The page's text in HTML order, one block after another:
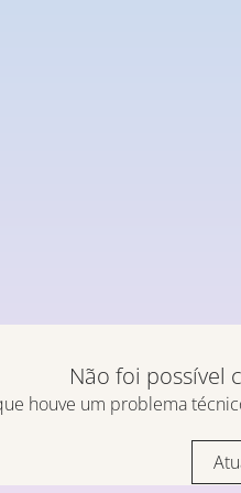
Não foi possível
houve um problema